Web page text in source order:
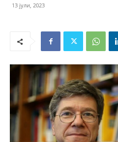
13 јули, 2023